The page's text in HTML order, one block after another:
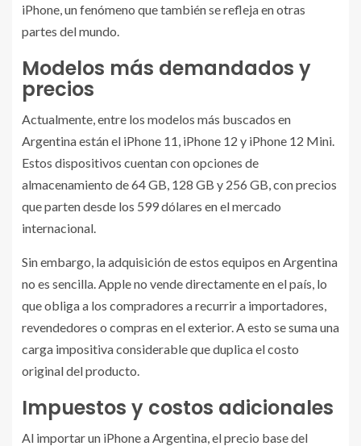
iPhone, un fenómeno que también se refleja en otras
partes del mundo.
Modelos más demandados y
precios
Actualmente, entre los modelos más buscados en
Argentina están el iPhone 11, iPhone 12 y iPhone 12 Mini.
Estos dispositivos cuentan con opciones de
almacenamiento de 64 GB, 128 GB y 256 GB, con precios
que parten desde los 599 dólares en el mercado
internacional.
Sin embargo, la adquisición de estos equipos en Argentina
no es sencilla. Apple no vende directamente en el país, lo
que obliga a los compradores a recurrir a importadores,
revendedores o compras en el exterior. A esto se suma una
carga impositiva considerable que duplica el costo
original del producto.
Impuestos y costos adicionales
Al importar un iPhone a Argentina, el precio base del